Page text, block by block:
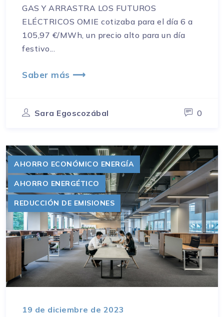
GAS Y ARRASTRA LOS FUTUROS
ELÉCTRICOS OMIE cotizaba para el día 6 a
105,97 €/MWh, un precio alto para un día
festivo...
Saber más ⟶
Sara Egoscozábal 0
AHORRO ECONÓMICO ENERGÍA
AHORRO ENERGÉTICO
REDUCCIÓN DE EMISIONES
19 de diciembre de 2023